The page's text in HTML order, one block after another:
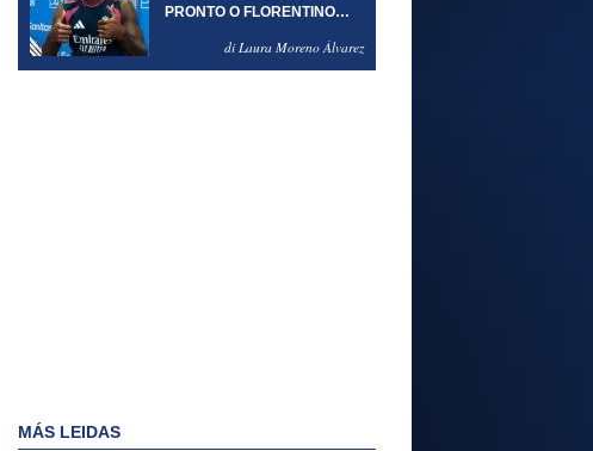
PRONTO O FLORENTINO
di Laura Moreno Álvarez
MÁS LEIDAS